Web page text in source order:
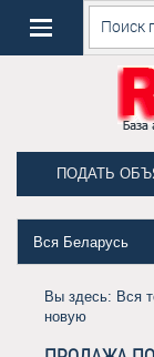
ПОДАТЬ
Вся Беларусь
Вы здесь: Вся
новую